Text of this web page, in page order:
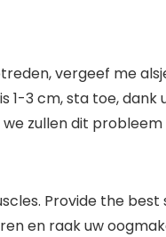
vergeef me
1-3 cm, sta toe, dank
zullen dit probleem
Provide the best
en raak uw